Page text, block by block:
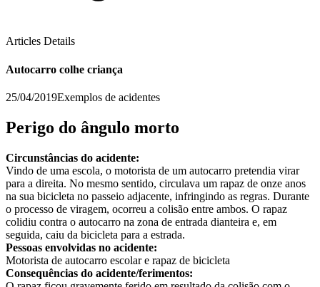
Articles Details
Autocarro colhe criança
25/04/2019Exemplos de acidentes
Perigo do ângulo morto
Circunstâncias do acidente:
Vindo de uma escola, o motorista de um autocarro pretendia virar
para a direita. No mesmo sentido, circulava um rapaz de onze anos
na sua bicicleta no passeio adjacente, infringindo as regras. Durante
o processo de viragem, ocorreu a colisão entre ambos. O rapaz
colidiu contra o autocarro na zona de entrada dianteira e, em
seguida, caiu da bicicleta para a estrada.
Pessoas envolvidas no acidente:
Motorista de autocarro escolar e rapaz de bicicleta
Consequências do acidente/ferimentos: